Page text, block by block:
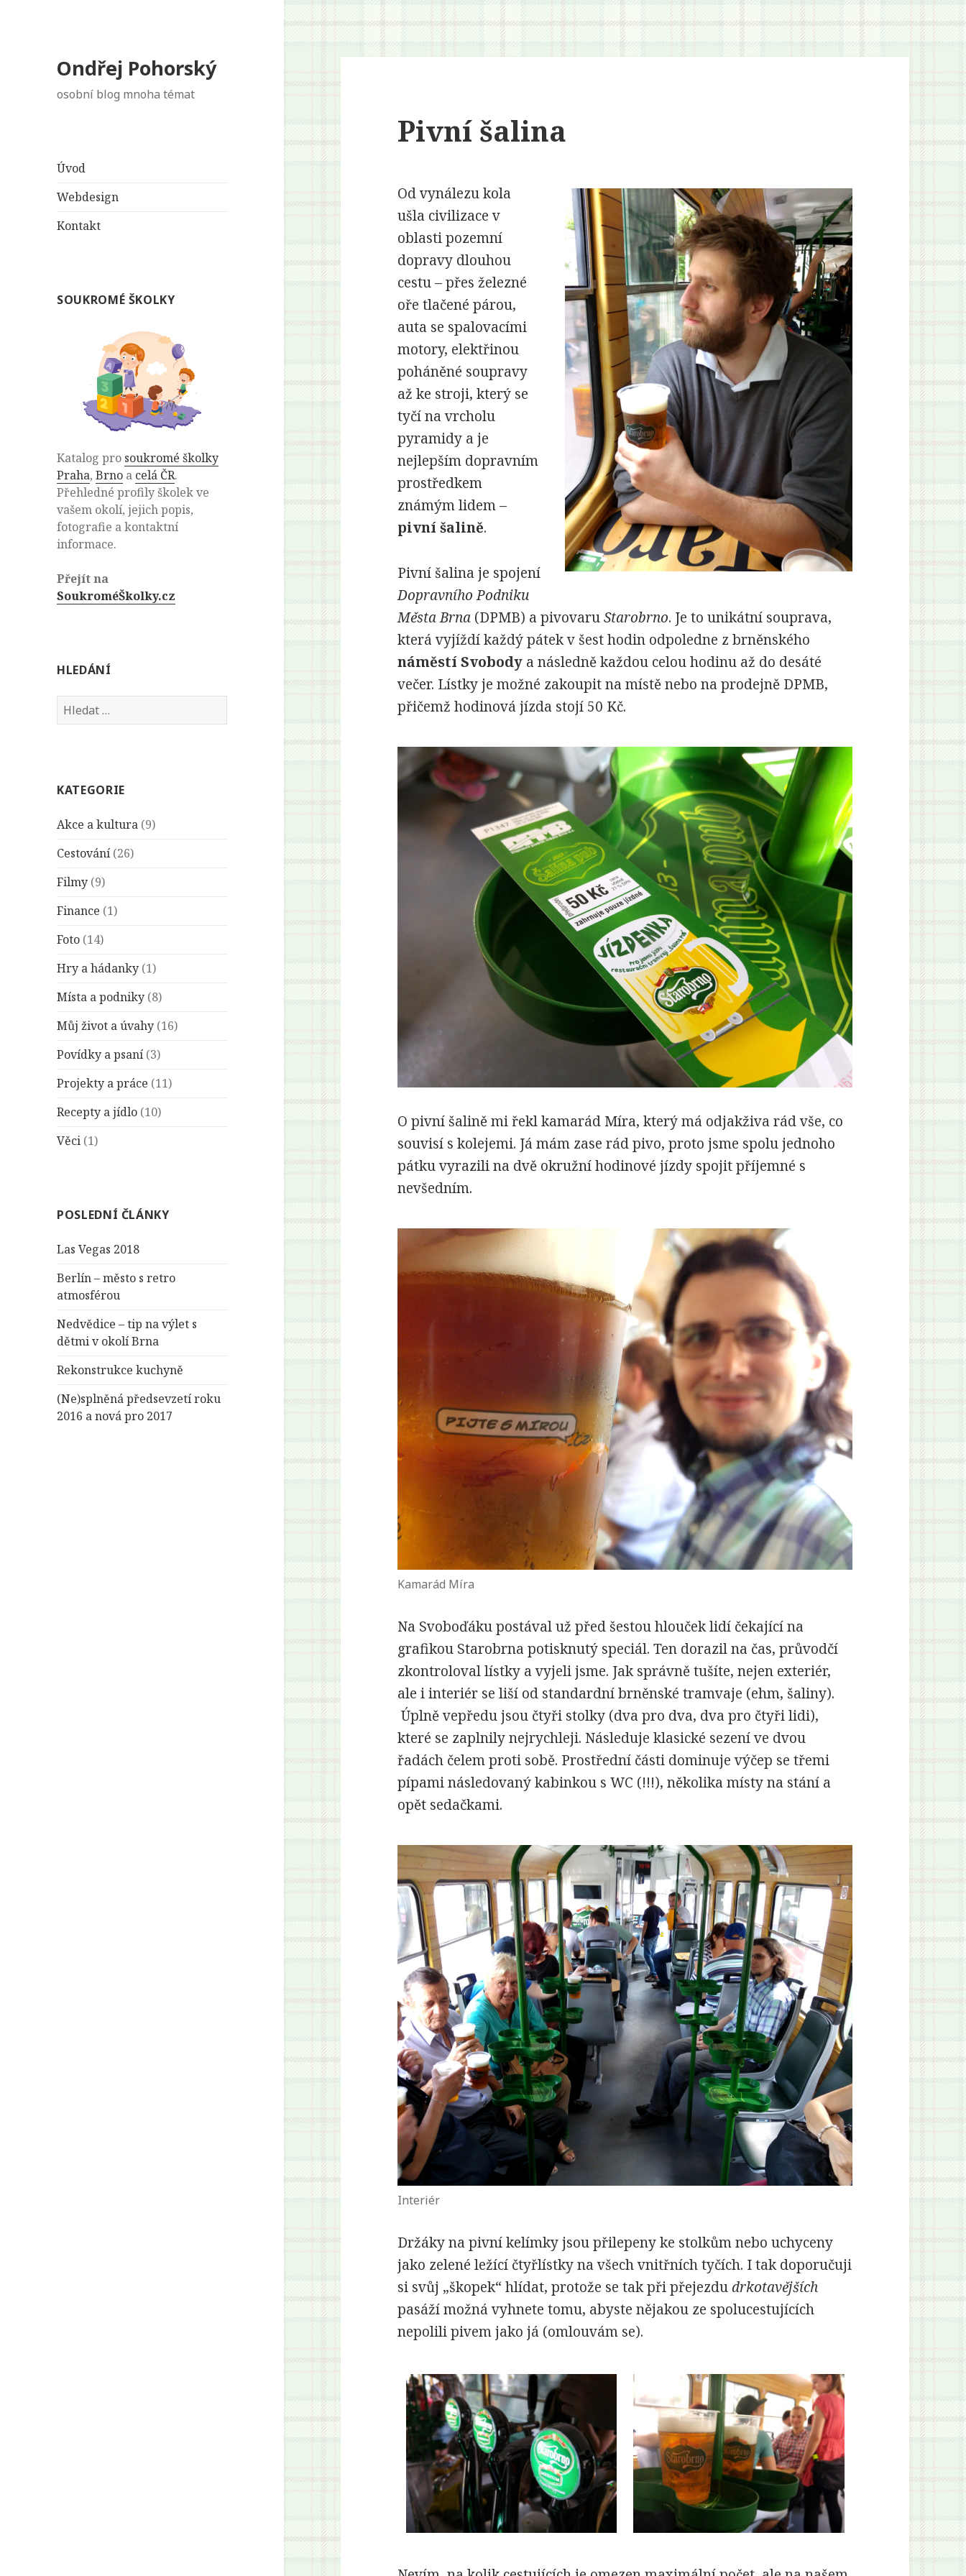
Ondřej Pohorský
osobní blog mnoha témat
Úvod
Webdesign
Kontakt
SOUKROMÉ ŠKOLKY
Katalog pro soukromé školky
Praha,Brno a celá ČR.
Přehledné profily školek ve
vašem okolí, jejich popis,
fotografie a kontaktní
informace.
Přejít na
SoukroméŠkolky.cz
HLEDÁNÍ
Vyhledávání
KATEGORIE
Akce a kultura (9)
Cestování (26)
Filmy (9)
Finance (1)
Foto (14)
Hry a hádanky (1)
Místa a podniky (8)
Můj život a úvahy (16)
Povídky a psaní (3)
Projekty a práce (11)
Recepty a jídlo (10)
Věci (1)
POSLEDNÍ ČLÁNKY
Las Vegas 2018
Berlín – město s retro
atmosférou
Nedvědice – tip na výlet s
dětmi v okolí Brna
Rekonstrukce kuchyně
(Ne)splněná předsevzetí roku
2016 a nová pro 2017
Pivní šalina
Od vynálezu kola
ušla civilizace v
oblasti pozemní
dopravy dlouhou
cestu – přes železné
oře tlačené párou,
auta se spalovacími
motory, elektřinou
poháněné soupravy
až ke stroji, který se
tyčí na vrcholu
pyramidy a je
nejlepším dopravním
prostředkem
známým lidem –
pivní šalině.
Pivní šalina je spojení
Dopravního Podniku
Města Brna (DPMB) a pivovaruStarobrno. Je to unikátní souprava,
která vyjíždí každý pátek v šest hodin odpoledne z brněnského
náměstí Svobody a následně každou celou hodinu až do desáté
večer. Lístky je možné zakoupit na místě nebo na prodejně DPMB,
přičemž hodinová jízda stojí 50 Kč.
O pivní šalině mi řekl kamarád Míra, který má odjakživa rád vše, co
souvisí s kolejemi. Já mám zase rád pivo, proto jsme spolu jednoho
pátku vyrazili na dvě okružní hodinové jízdy spojit příjemné s
nevšedním.
Kamarád Míra
Na Svoboďáku postával už před šestou hlouček lidí čekající na
grafikou Starobrna potisknutý speciál. Ten dorazil na čas, průvodčí
zkontroloval lístky a vyjeli jsme. Jak správně tušíte, nejen exteriér,
ale i interiér se liší od standardní brněnské tramvaje (ehm, šaliny).
Úplně vepředu jsou čtyři stolky (dva pro dva, dva pro čtyři lidi),
které se zaplnily nejrychleji. Následuje klasické sezení ve dvou
řadách čelem proti sobě. Prostřední části dominuje výčep se třemi
pípami následovaný kabinkou s WC (!!!), několika místy na stání a
opět sedačkami.
Interiér
Držáky na pivní kelímky jsou přilepeny ke stolkům nebo uchyceny
jako zelené ležící čtyřlístky na všech vnitřních tyčích. I tak doporučuji
si svůj „škopek“ hlídat, protože se tak při přejezdudrkotavějších
pasáží možná vyhnete tomu, abyste nějakou ze spolucestujících
nepolili pivem jako já (omlouvám se).